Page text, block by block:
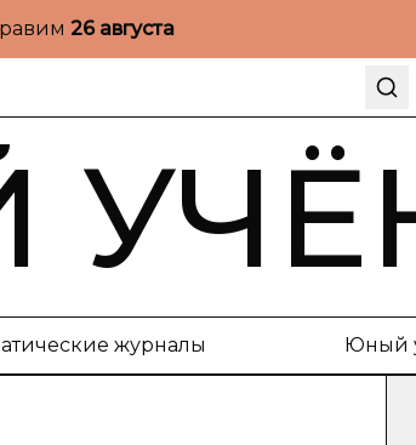
26 августа
журналы Юный